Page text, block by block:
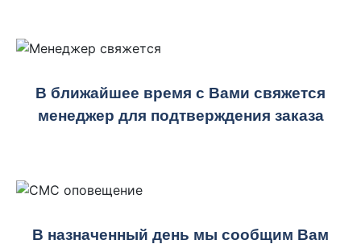
В ближайшее время с Вами свяжется
менеджер для подтверждения заказа
В назначенный день мы сообщим Вам